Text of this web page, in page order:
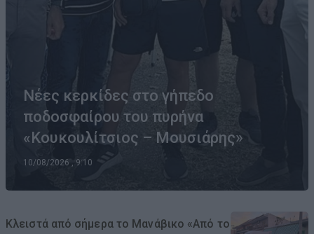
Νέες κερκίδες στο γήπεδο
ποδοσφαίρου του πυρήνα
«Κουκουλίτσιος – Μουσιάρης»
10/08/2026 , 9:10
Κλειστά από σήμερα το Μανάβικο «Από το